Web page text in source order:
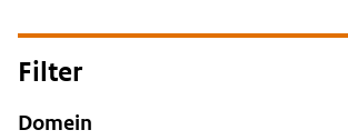
Filter
Domein